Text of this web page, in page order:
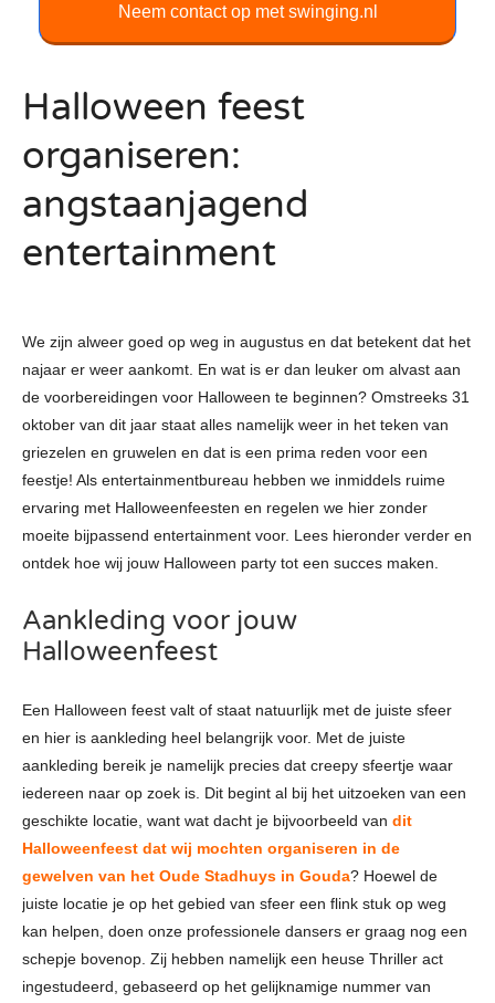
Neem contact op met swinging.nl
Halloween feest
organiseren:
angstaanjagend
entertainment
We zijn alweer goed op weg in augustus en dat betekent dat het
najaar er weer aankomt. En wat is er dan leuker om alvast aan
de voorbereidingen voor Halloween te beginnen? Omstreeks 31
oktober van dit jaar staat alles namelijk weer in het teken van
griezelen en gruwelen en dat is een prima reden voor een
feestje! Als entertainmentbureau hebben we inmiddels ruime
ervaring met Halloweenfeesten en regelen we hier zonder
moeite bijpassend entertainment voor. Lees hieronder verder en
ontdek hoe wij jouw Halloween party tot een succes maken.
Aankleding voor jouw
Halloweenfeest
Een Halloween feest valt of staat natuurlijk met de juiste sfeer
en hier is aankleding heel belangrijk voor. Met de juiste
aankleding bereik je namelijk precies dat creepy sfeertje waar
iedereen naar op zoek is. Dit begint al bij het uitzoeken van een
geschikte locatie, want wat dacht je bijvoorbeeld van dit
Halloweenfeest dat wij mochten organiseren in de
gewelven van het Oude Stadhuys in Gouda? Hoewel de
juiste locatie je op het gebied van sfeer een flink stuk op weg
kan helpen, doen onze professionele dansers er graag nog een
schepje bovenop. Zij hebben namelijk een heuse Thriller act
ingestudeerd, gebaseerd op het gelijknamige nummer van